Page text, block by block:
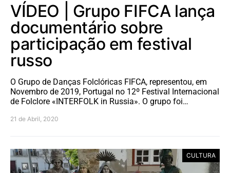
VÍDEO | Grupo FIFCA lança
documentário sobre
participação em festival
russo
O Grupo de Danças Folclóricas FIFCA, representou, em
Novembro de 2019, Portugal no 12º Festival Internacional
de Folclore «INTERFOLK in Russia». O grupo foi…
21 de Abril, 2020
CULTURA